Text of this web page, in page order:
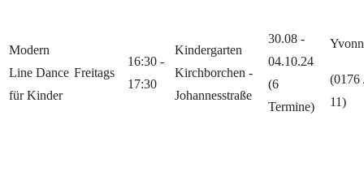
Modern
Line Dance
für Kinder
Freitags
16:30 -
17:30
Kindergarten
Kirchborchen -
Johannesstraße
30.08 -
04.10.24
(6
Termine)
(0176
11)